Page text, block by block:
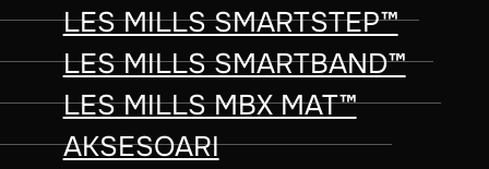
LES MILLS SMARTSTEP™
LES MILLS SMARTBAND™
LES MILLS MBX MAT™
AKSESOARI